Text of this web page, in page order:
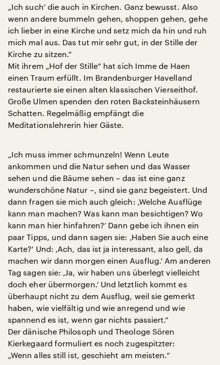
„Ich such‘ die auch in Kirchen. Ganz bewusst. Also
wenn andere bummeln gehen, shoppen gehen, gehe
ich lieber in eine Kirche und setz mich da hin und ruh
mich mal aus. Das tut mir sehr gut, in der Stille der
Kirche zu sitzen.“
Mit ihrem „Hof der Stille“ hat sich Imme de Haen
einen Traum erfüllt. Im Brandenburger Havelland
restaurierte sie einen alten klassischen Vierseithof.
Große Ulmen spenden den roten Backsteinhäusern
Schatten. Regelmäßig empfängt die
Meditationslehrerin hier Gäste.
„Ich muss immer schmunzeln! Wenn Leute
ankommen und die Natur sehen und das Wasser
sehen und die Bäume sehen – das ist eine ganz
wunderschöne Natur –, sind sie ganz begeistert. Und
dann fragen sie mich auch gleich: ‚Welche Ausflüge
kann man machen? Was kann man besichtigen? Wo
kann man hier hinfahren?‘ Dann gebe ich ihnen ein
paar Tipps, und dann sagen sie: ‚Haben Sie auch eine
Karte?‘ Und: ‚Ach, das ist ja interessant, also gell, da
machen wir dann morgen einen Ausflug.‘ Am anderen
Tag sagen sie: ‚Ja, wir haben uns überlegt vielleicht
doch eher übermorgen.‘ Und letztlich kommt es
überhaupt nicht zu dem Ausflug, weil sie gemerkt
haben, wie vielfältig und wie anregend und wie
spannend es ist, wenn gar nichts passiert.“
Der dänische Philosoph und Theologe Sören
Kierkegaard formuliert es noch zugespitzter:
„Wenn alles still ist, geschieht am meisten.“